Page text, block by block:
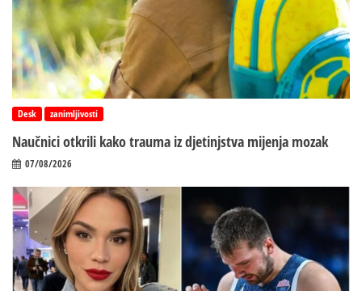
Desk zanimljivosti
Naučnici otkrili kako trauma iz d‌jetinjstva mijenja mozak
07/08/2026